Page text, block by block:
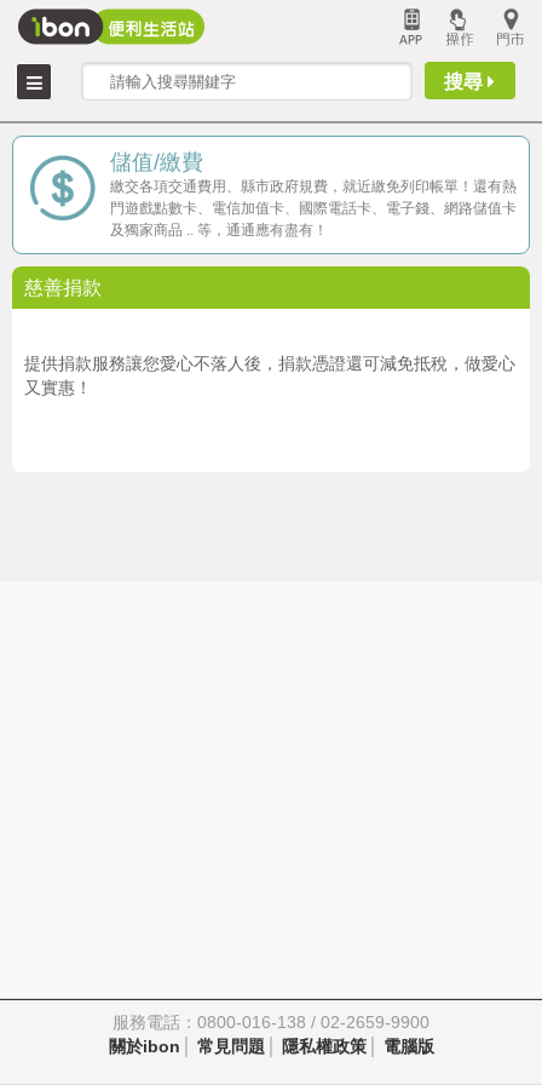
搜尋
儲值/繳費
繳交各項交通費用、縣市政府規費，就近繳免列印帳單！還有熱
門遊戲點數卡、電信加值卡、國際電話卡、電子錢、網路儲值卡
及獨家商品 .. 等，通通應有盡有！
慈善捐款
提供捐款服務讓您愛心不落人後，捐款憑證還可減免抵稅，做愛心
又實惠！
服務電話：0800-016-138 / 02-2659-9900
關於ibon
常見問題 隱私權政策 電腦版